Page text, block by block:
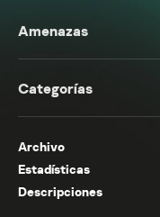
Amenazas
Categorías
Archivo
Estadísticas
Descripciones